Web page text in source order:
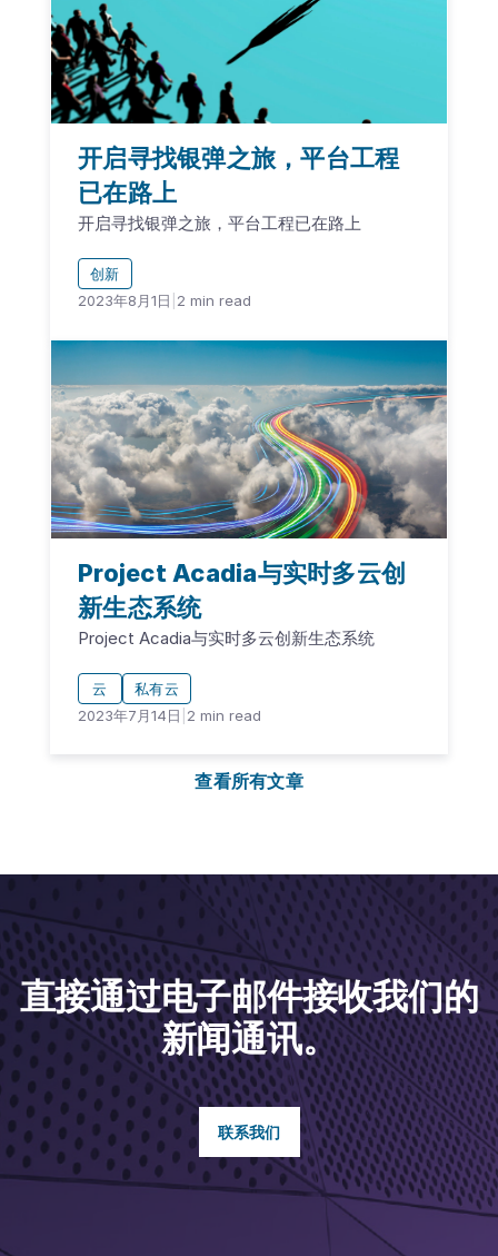
开启寻找银弹之旅，平台工程
已在路上
开启寻找银弹之旅，平台工程已在路上
创新
2023年8月1日 2 min read
Project Acadia与实时多云创
新生态系统
Project Acadia与实时多云创新生态系统
云
私有云
2023年7月14日 2 min read
查看所有文章
直接通过电子邮件接收我们的
新闻通讯。
联系我们